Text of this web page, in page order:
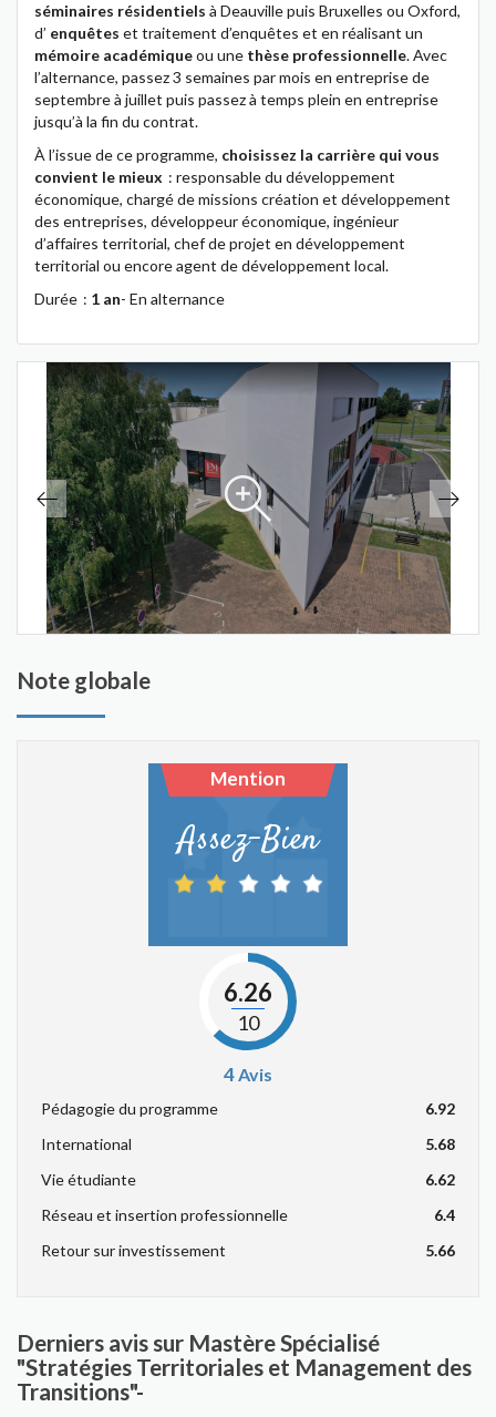
séminaires résidentiels à Deauville puis Bruxelles ou Oxford,
d’ enquêtes et traitement d’enquêtes et en réalisant un
mémoire académiqueou une thèse professionnelle. Avec
l’alternance, passez 3 semaines par mois en entreprise de
septembre à juillet puis passez à temps plein en entreprise
jusqu’à la fin du contrat.
À l’issue de ce programme, choisissez la carrière qui vous
convient le mieux : responsable du développement
économique, chargé de missions création et développement
des entreprises, développeur économique, ingénieur
d’affaires territorial, chef de projet en développement
territorial ou encore agent de développement local.
Durée : 1 an- En alternance
Note globale
Mention
Assez-Bien
6.26
10
4Avis
Pédagogie du programme
6.92
International
5.68
Vie étudiante
6.62
Réseau et insertion professionnelle
6.4
Retour sur investissement
5.66
Derniers avis sur Mastère Spécialisé
"Stratégies Territoriales et Management des
Transitions"-